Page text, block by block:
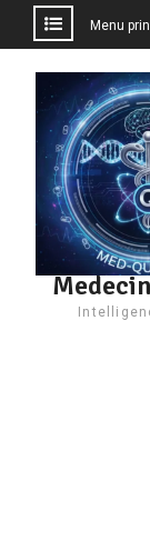
contenu
Menu